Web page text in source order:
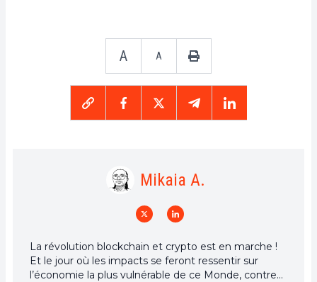
A A
Mikaia A.
La révolution blockchain et crypto est en marche !
Et le jour où les impacts se feront ressentir sur
l’économie la plus vulnérable de ce Monde, contre